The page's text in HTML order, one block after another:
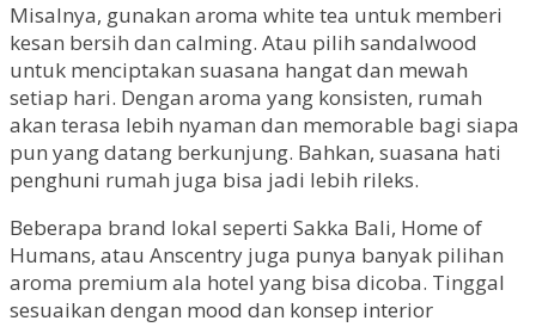
Misalnya, gunakan aroma white tea untuk memberi
kesan bersih dan calming. Atau pilih sandalwood
untuk menciptakan suasana hangat dan mewah
setiap hari. Dengan aroma yang konsisten, rumah
akan terasa lebih nyaman dan memorable bagi siapa
pun yang datang berkunjung. Bahkan, suasana hati
penghuni rumah juga bisa jadi lebih rileks.
Beberapa brand lokal seperti Sakka Bali, Home of
Humans, atau Anscentry juga punya banyak pilihan
aroma premium ala hotel yang bisa dicoba. Tinggal
sesuaikan dengan mood dan konsep interior